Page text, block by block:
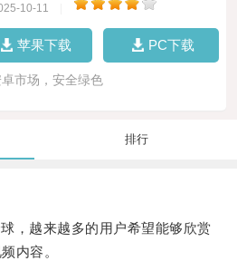
10-11
苹果下载 PC下载
市场，安全绿色
排行
越来越多的用户希望能够欣赏
内容。